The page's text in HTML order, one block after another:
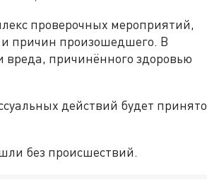
проверочных мероприятий,
и причин произошедшего. В
вреда, причинённого здоровью
действий будет принято
без происшествий.